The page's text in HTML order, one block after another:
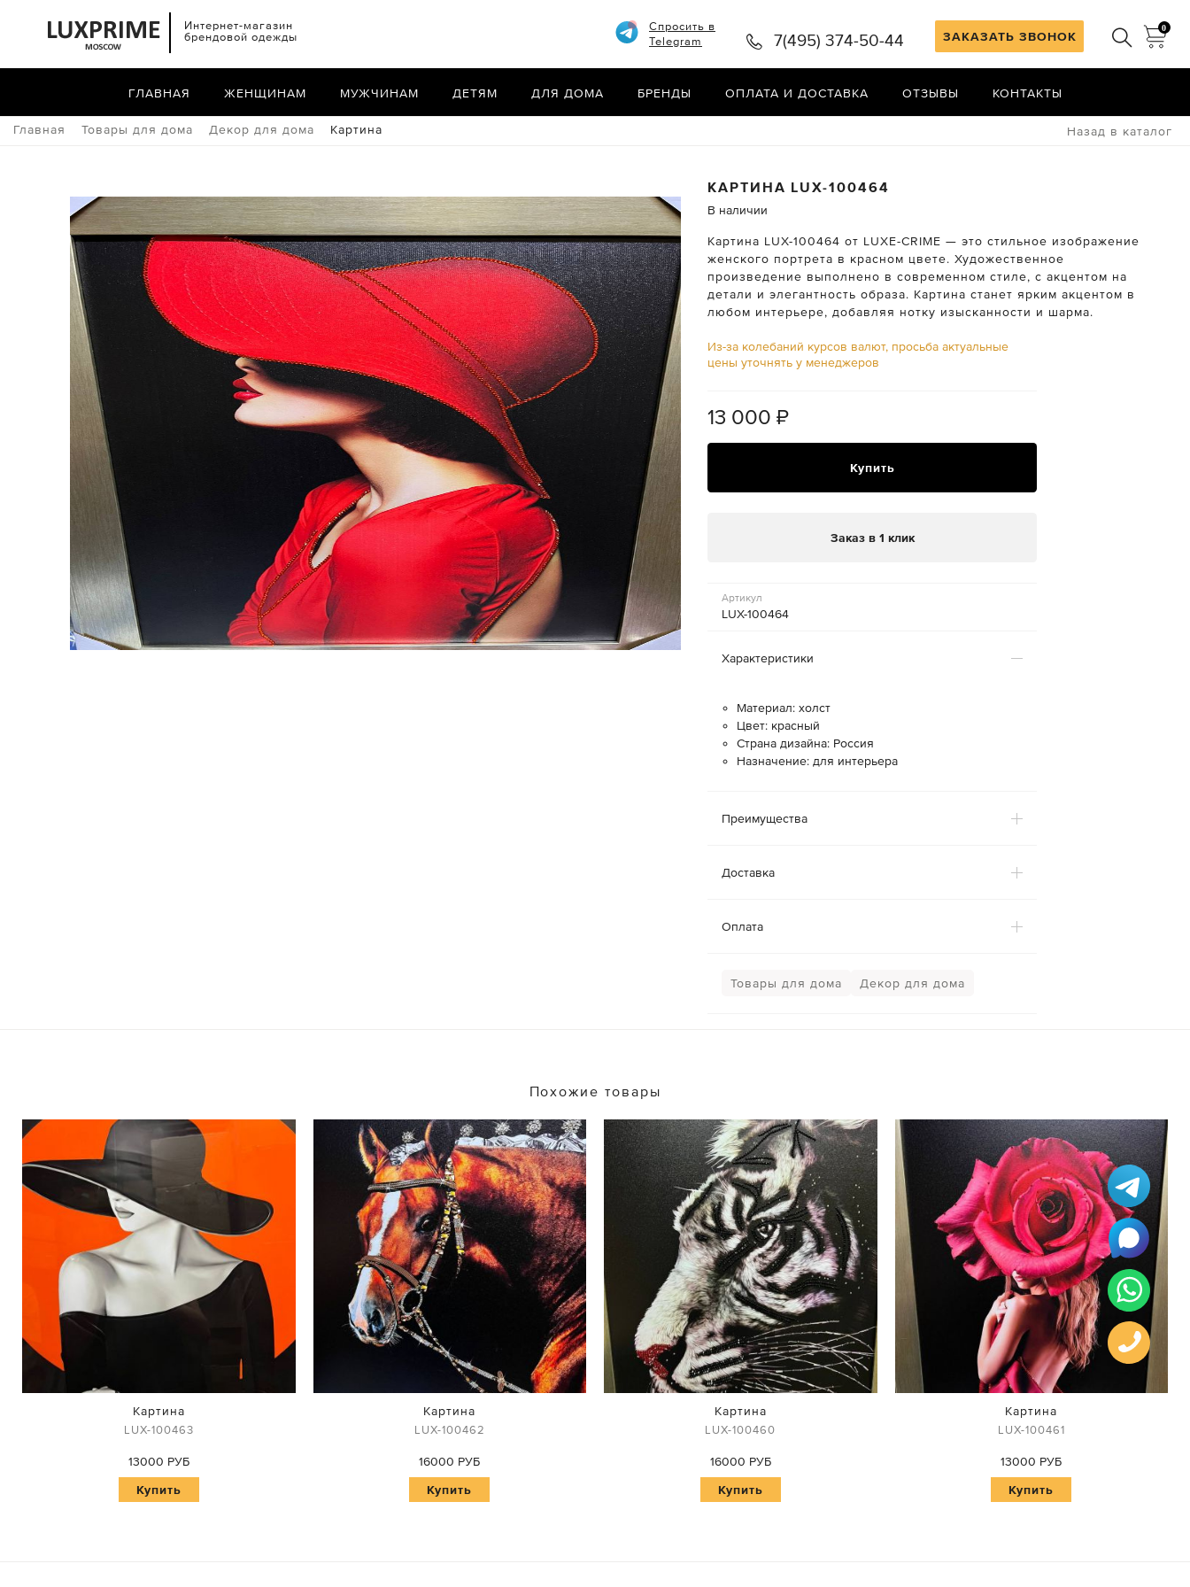
Интернет-магазин
брендовой одежды
ЗАКАЗАТЬ ЗВОНОК
0
Спросить в
Telegram
7(495) 374-50-44
ГЛАВНАЯ ЖЕНЩИНАМ МУЖЧИНАМ ДЕТЯМ ДЛЯ ДОМА БРЕНДЫ ОПЛАТА И ДОСТАВКА ОТЗЫВЫ КОНТАКТЫ
Главная Товары для дома Декор для дома Картина Назад в каталог
КАРТИНА LUX-100464
В наличии
Картина LUX-100464 от LUXE-CRIME — это стильное изображение
женского портрета в красном цвете. Художественное
произведение выполнено в современном стиле, с акцентом на
детали и элегантность образа. Картина станет ярким акцентом в
любом интерьере, добавляя нотку изысканности и шарма.
Из-за колебаний курсов валют, просьба актуальные
цены уточнять у менеджеров
13 000 ₽
Купить
Заказ в 1 клик
Артикул
LUX-100464
Характеристики
Материал: холст
Цвет: красный
Страна дизайна: Россия
Назначение: для интерьера
Преимущества
Доставка
Оплата
Товары для дома Декор для дома
Похожие товары
Картина
LUX-100463
13000 РУБ
Купить
Картина
LUX-100462
16000 РУБ
Купить
Картина
LUX-100460
16000 РУБ
Купить
Картина
LUX-100461
13000 РУБ
Купить